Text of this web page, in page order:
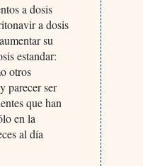
a dosis
a dosis
su
estandar:
otros
parecer ser
que han
en la
al día